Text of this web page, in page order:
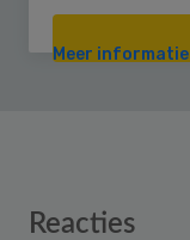
Meer informatie
Reader
Reacties